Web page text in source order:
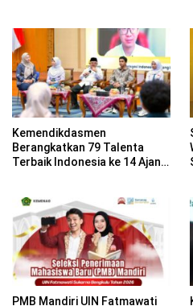
Kemendikdasmen
Berangkatkan 79 Talenta
Terbaik Indonesia ke 14 Ajang
PMB Mandiri UIN Fatmawati